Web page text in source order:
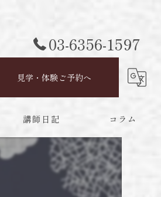
03-6356-1597
見学・体験ご予約へ
講師日記 コラム